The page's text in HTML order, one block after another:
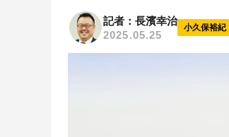
記者：長濱幸治
2025.05.25
小久保裕紀